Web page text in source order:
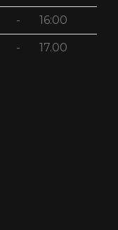
- 16:00
- 17.00